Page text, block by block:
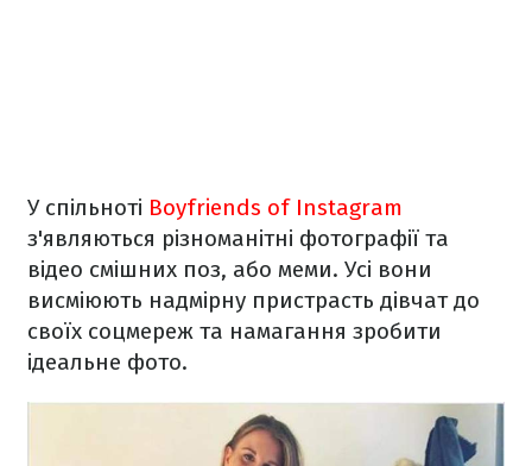
У спільноті Boyfriends of Instagram
з'являються різноманітні фотографії та
відео смішних поз, або меми. Усі вони
висміюють надмірну пристрасть дівчат до
своїх соцмереж та намагання зробити
ідеальне фото.